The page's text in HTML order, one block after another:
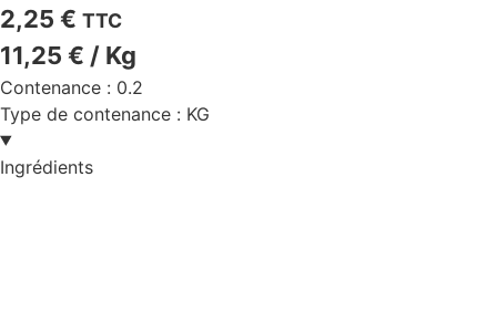
2,25 € TTC
11,25 € / Kg
Contenance : 0.2
Type de contenance : KG
Ingrédients